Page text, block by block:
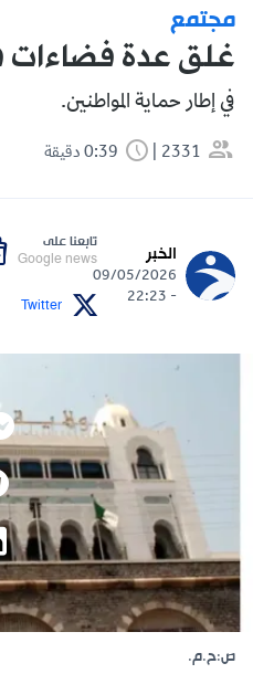
مجتمع
غلق عدة فضاءات
في إطار حماية المواطنين.
2331
الخبر
09/05/2026
- 22:23
تابعنا على
Google news
Twitter
ص:ح.م.